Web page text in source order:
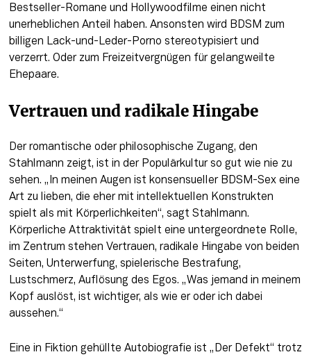
Bestseller-Romane und Hollywoodfilme einen nicht
unerheblichen Anteil haben. Ansonsten wird BDSM zum
billigen Lack-und-Leder-Porno stereotypisiert und
verzerrt. Oder zum Freizeitvergnügen für gelangweilte
Ehepaare.
Vertrauen und radikale Hingabe
Der romantische oder philosophische Zugang, den
Stahlmann zeigt, ist in der Populärkultur so gut wie nie zu
sehen. „In meinen Augen ist konsensueller BDSM-Sex eine
Art zu lieben, die eher mit intellektuellen Konstrukten
spielt als mit Körperlichkeiten“, sagt Stahlmann.
Körperliche Attraktivität spielt eine untergeordnete Rolle,
im Zentrum stehen Vertrauen, radikale Hingabe von beiden
Seiten, Unterwerfung, spielerische Bestrafung,
Lustschmerz, Auflösung des Egos. „Was jemand in meinem
Kopf auslöst, ist wichtiger, als wie er oder ich dabei
aussehen.“
Eine in Fiktion gehüllte Autobiografie ist „Der Defekt“ trotz